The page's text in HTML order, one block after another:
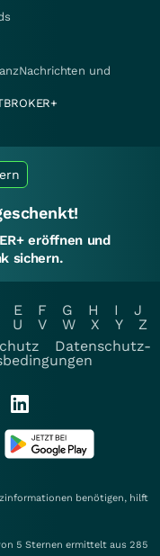
und
eröffnen und
sichern.
E F G H I
J
U V W X Y
Z
Datenschutz-
benötigen, hilft
5 Sternen ermittelt aus 285